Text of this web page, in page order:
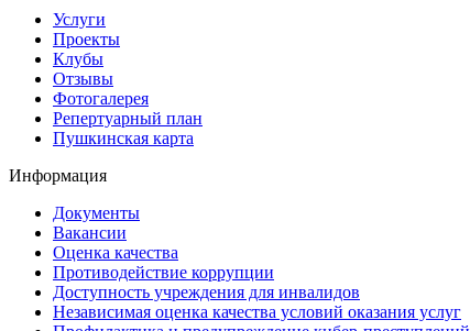
Услуги
Проекты
Клубы
Отзывы
Фотогалерея
Репертуарный план
Пушкинская карта
Информация
Документы
Вакансии
Оценка качества
Противодействие коррупции
Доступность учреждения для инвалидов
Независимая оценка качества условий оказания услуг